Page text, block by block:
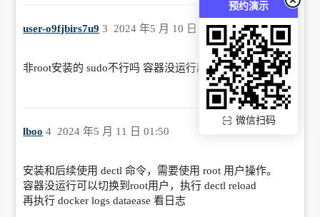
预约演示
微信扫码
user-o9fjbirs7u9 2024 年5 月 10 日 09:24
3
非root安装的 sudo不行吗 容器没运行起来
lboo 2024 年5 月 11 日 01:50
4
安装和后续使用 dectl 命令，需要使用 root 用户操作。
容器没运行可以切换到root用户，执行 dectl reload
再执行 docker logs dataease 看日志